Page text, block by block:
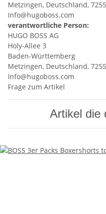
Metzingen, Deutschland,
Info@hugoboss.com
verantwortliche Person:
HUGO BOSS AG
Holy-Allee 3
Baden-Württemberg
Metzingen, Deutschland,
Info@hugoboss.com
Frage zum Artikel
Artikel die